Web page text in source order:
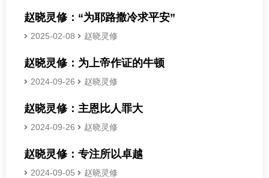
赵晓灵修：“为耶路撒冷求平安”
2025-02-08 赵晓灵修
赵晓灵修：为上帝作证的牛顿
2024-09-26 赵晓灵修
赵晓灵修：主恩比人罪大
2024-09-26 赵晓灵修
赵晓灵修：专注所以卓越
2024-09-05 赵晓灵修